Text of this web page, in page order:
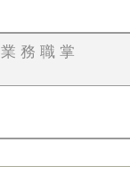
業 務 職 掌